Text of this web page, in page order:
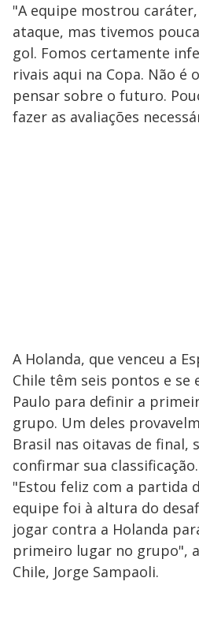
"A equipe mostrou
ataque, mas tivemos
gol. Fomos certamente
rivais aqui na Copa. Não é
pensar sobre o futuro.
fazer as avaliações
A Holanda, que venceu a
Chile têm seis pontos e se
Paulo para definir a
grupo. Um deles
Brasil nas oitavas de final,
confirmar sua classificação.
"Estou feliz com a partida
equipe foi à altura do
jogar contra a Holanda
primeiro lugar no grupo",
Chile, Jorge Sampaoli.